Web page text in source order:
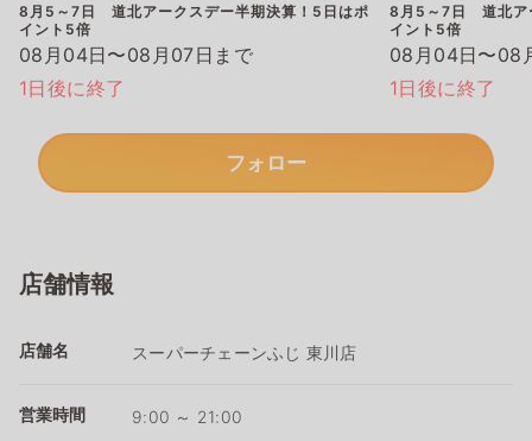
8月5～7日 道北アークスデー半期決算！5日はポ
イント5倍
08月04日〜08月07日まで
1日後に終了
8月5～7日 道北ア
イント5倍
08月04日〜08
1日後に終了
フォロー
店舗情報
店舗名 スーパーチェーンふじ 東川店
営業時間 9:00 ～ 21:00